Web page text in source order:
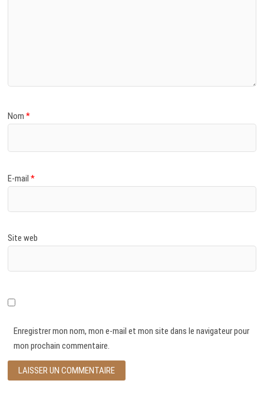
Nom*
E-mail*
Site web
Enregistrer mon nom, mon e-mail et mon site dans le navigateur pour
mon prochain commentaire.